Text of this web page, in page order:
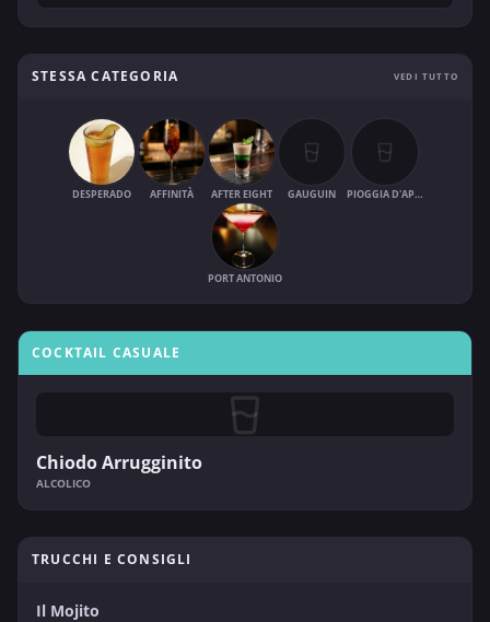
STESSA CATEGORIA VEDI TUTTO
DESPERADO AFFINITÀ AFTER EIGHT GAUGUIN PIOGGIA D'APRILE
PORT ANTONIO
COCKTAIL CASUALE
Chiodo Arrugginito
ALCOLICO
TRUCCHI E CONSIGLI
Il Mojito